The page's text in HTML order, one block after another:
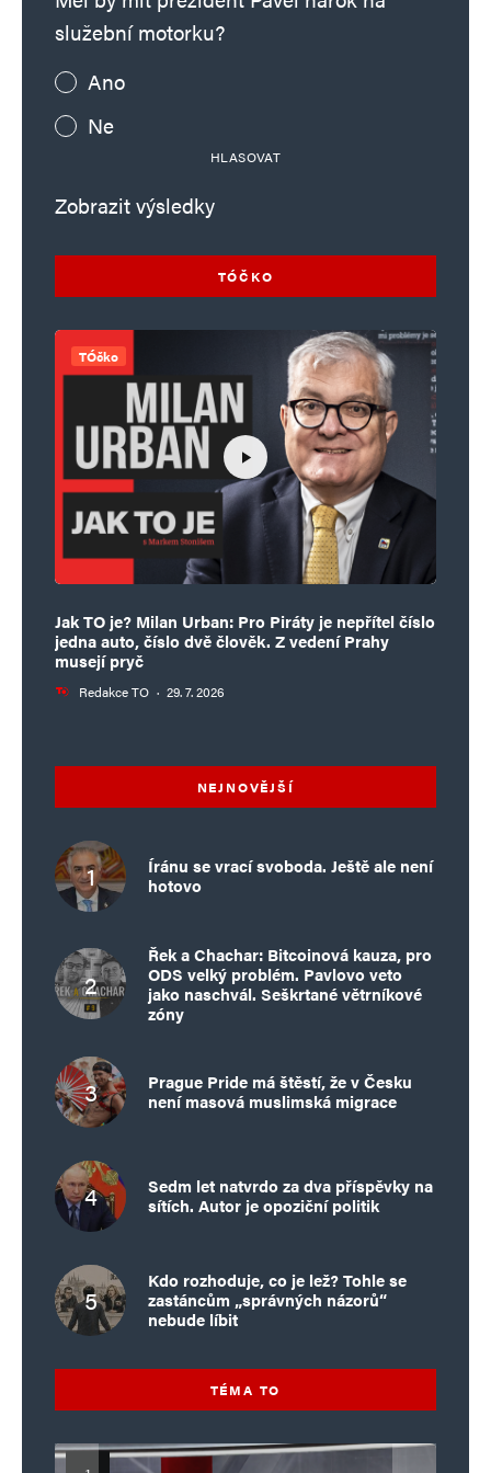
služební motorku?
Ano
Ne
HLASOVAT
Zobrazit výsledky
TÓČKO
TÓčko
Jak TO je? Milan Urban: Pro Piráty je nepřítel číslo
jedna auto, číslo dvě člověk. Z vedení Prahy
musejí pryč
Redakce TO · 29. 7. 2026
NEJNOVĚJŠÍ
Íránu se vrací svoboda. Ještě ale není
hotovo
Řek a Chachar: Bitcoinová kauza, pro
ODS velký problém. Pavlovo veto
jako naschvál. Seškrtané větrníkové
zóny
Prague Pride má štěstí, že v Česku
není masová muslimská migrace
Sedm let natvrdo za dva příspěvky na
sítích. Autor je opoziční politik
Kdo rozhoduje, co je lež? Tohle se
zastáncům „správných názorů“
nebude líbit
TÉMA TO